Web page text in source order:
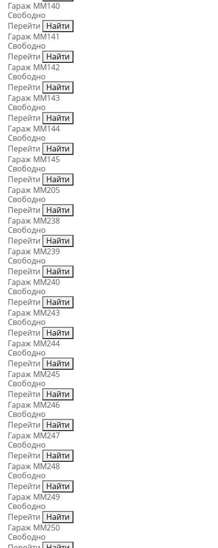
Гараж ММ140
Свободно
Перейти
Найти
Гараж ММ141
Свободно
Перейти
Найти
Гараж ММ142
Свободно
Перейти
Найти
Гараж ММ143
Свободно
Перейти
Найти
Гараж ММ144
Свободно
Перейти
Найти
Гараж ММ145
Свободно
Перейти
Найти
Гараж ММ205
Свободно
Перейти
Найти
Гараж ММ238
Свободно
Перейти
Найти
Гараж ММ239
Свободно
Перейти
Найти
Гараж ММ240
Свободно
Перейти
Найти
Гараж ММ243
Свободно
Перейти
Найти
Гараж ММ244
Свободно
Перейти
Найти
Гараж ММ245
Свободно
Перейти
Найти
Гараж ММ246
Свободно
Перейти
Найти
Гараж ММ247
Свободно
Перейти
Найти
Гараж ММ248
Свободно
Перейти
Найти
Гараж ММ249
Свободно
Перейти
Найти
Гараж ММ250
Свободно